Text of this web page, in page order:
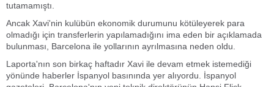
tutamamıştı.
Ancak Xavi'nin kulübün ekonomik durumunu kötüleyerek para
olmadığı için transferlerin yapılamadığını ima eden bir açıklamada
bulunması, Barcelona ile yollarının ayrılmasına neden oldu.
Laporta'nın son birkaç haftadır Xavi ile devam etmek istemediği
yönünde haberler İspanyol basınında yer alıyordu. İspanyol